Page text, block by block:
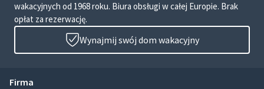
wakacyjnych od 1968 roku. Biura obsługi w całej Europie. Brak
opłat za rezerwację.
Wynajmij swój dom wakacyjny
Firma